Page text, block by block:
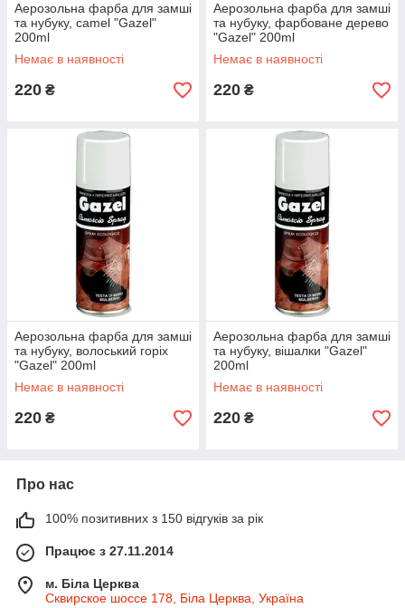
Аерозольна фарба для замші
та нубуку, camel "Gazel"
200ml
Немає в наявності
220 ₴
Аерозольна фарба для замші
та нубуку, фарбоване дерево
"Gazel" 200ml
Немає в наявності
220 ₴
Аерозольна фарба для замші
та нубуку, волоський горіх
"Gazel" 200ml
Немає в наявності
220 ₴
Аерозольна фарба для замші
та нубуку, вішалки "Gazel"
200ml
Немає в наявності
220 ₴
Про нас
100% позитивних з 150 відгуків за рік
Працює з 27.11.2014
м. Біла Церква
Сквирское шоссе 178, Біла Церква, Україна